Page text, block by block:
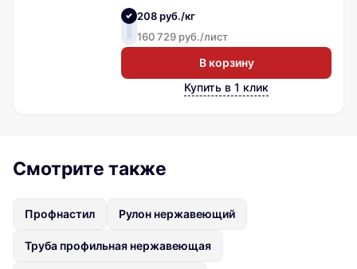
208 руб./кг
160 729 руб./лист
В корзину
Купить в 1 клик
Смотрите также
Профнастил Рулон нержавеющий
Труба профильная нержавеющая